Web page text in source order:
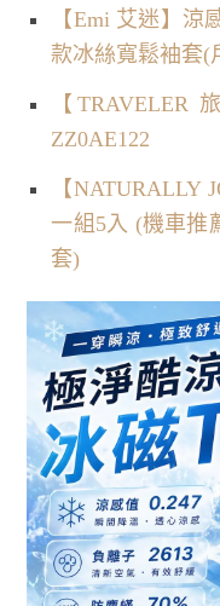
【Emi 艾迷】
款冰絲寬鬆袖套(
【TRAVELER
ZZ0AE122
【NATURALLY
一組5入 (機車推
套)